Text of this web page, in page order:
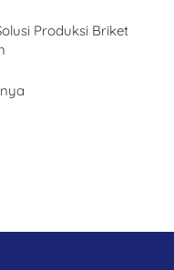
Produksi Briket